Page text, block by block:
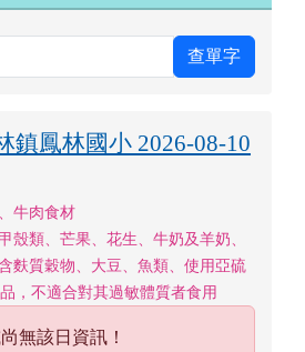
查單字
鎮鳳林國小 2026-08-10
牛肉食材
殼類、芒果、花生、牛奶及羊奶、
麩質穀物、大豆、魚類、使用亞硫
，不適合對其過敏體質者食用
無該日資訊！